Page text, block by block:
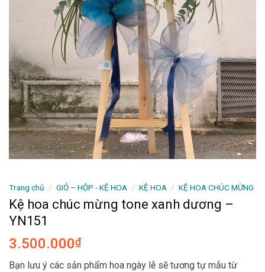
Trang chủ / GIỎ – HỘP - KỆ HOA / KỆ HOA / KỆ HOA CHÚC MỪNG
Kệ hoa chúc mừng tone xanh dương –
YN151
3.500.000₫
Bạn lưu ý các sản phẩm hoa ngày lễ sẽ tương tự mẫu từ